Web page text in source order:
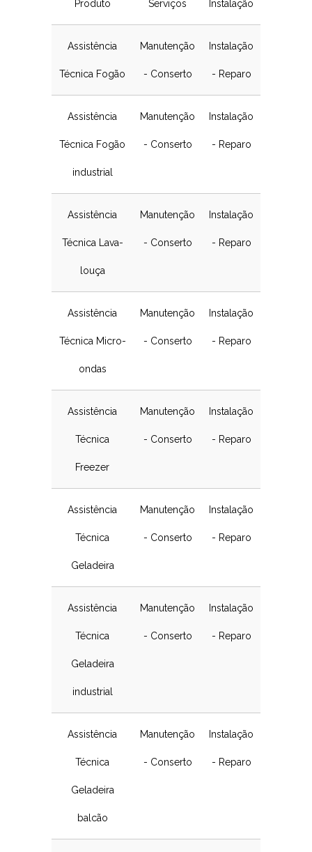
Produto Serviços Instalação
Assistência
Técnica Fogão
Manutenção
- Conserto
Instalação
- Reparo
Assistência
Técnica Fogão
industrial
Manutenção
- Conserto
Instalação
- Reparo
Assistência
Técnica Lava-
louça
Manutenção
- Conserto
Instalação
- Reparo
Assistência
Técnica Micro-
ondas
Manutenção
- Conserto
Instalação
- Reparo
Assistência
Técnica
Freezer
Manutenção
- Conserto
Instalação
- Reparo
Assistência
Técnica
Geladeira
Manutenção
- Conserto
Instalação
- Reparo
Assistência
Técnica
Geladeira
industrial
Manutenção
- Conserto
Instalação
- Reparo
Assistência
Técnica
Geladeira
balcão
Manutenção
- Conserto
Instalação
- Reparo